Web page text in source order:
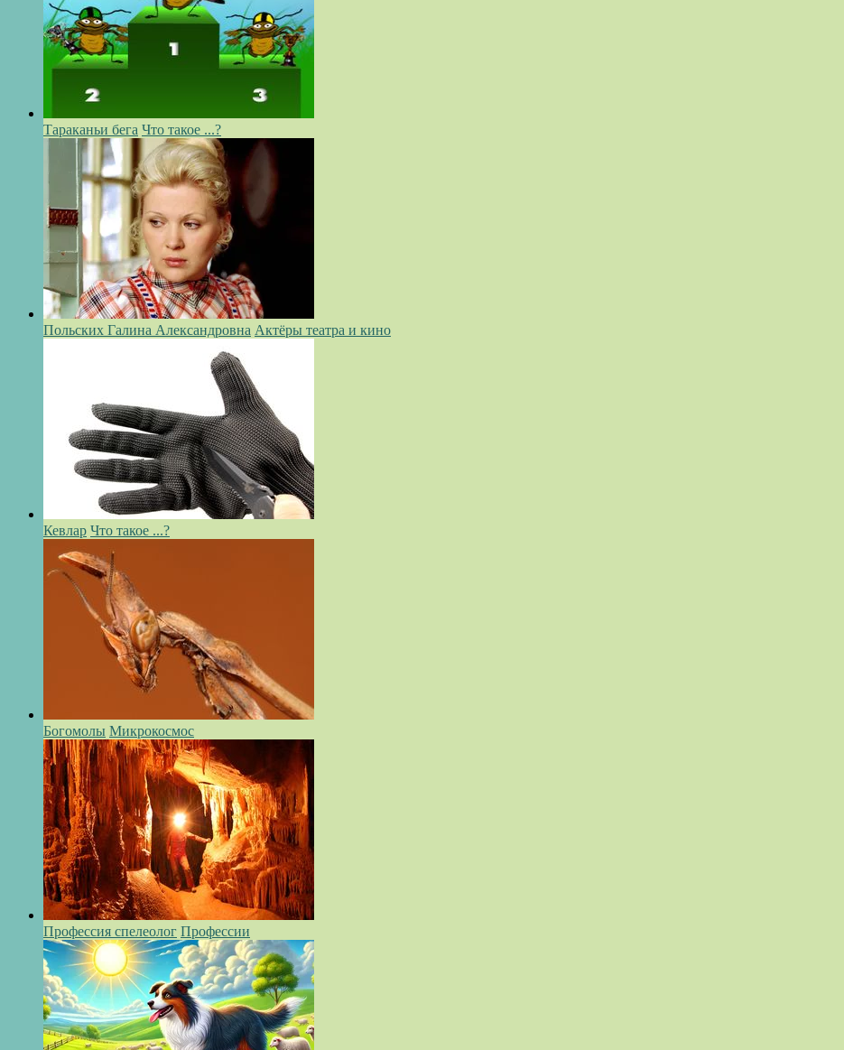
Тараканьи бега Что такое ...?
Польских Галина Александровна Актёры театра и кино
Кевлар Что такое ...?
Богомолы Микрокосмос
Профессия спелеолог Профессии